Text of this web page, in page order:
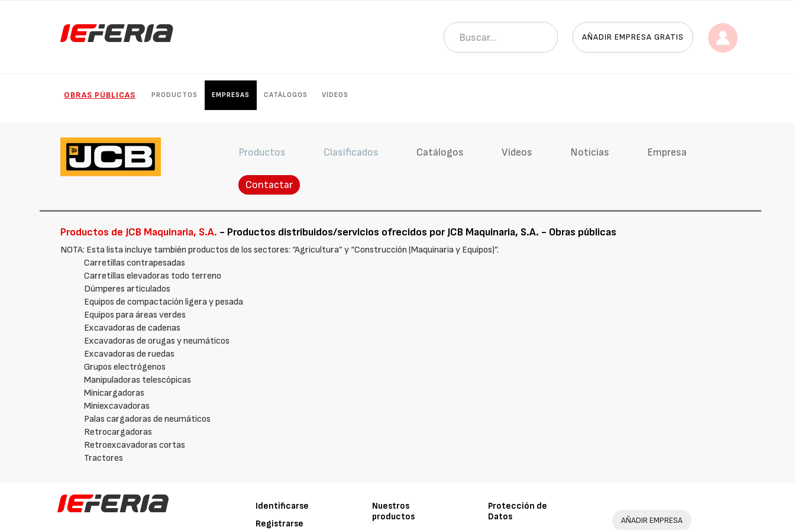
AÑADIR EMPRESA GRATIS
OBRAS PÚBLICAS PRODUCTOS EMPRESAS CATÁLOGOS VÍDEOS
Productos Clasificados Catálogos Vídeos Noticias Empresa
Contactar
Productos de JCB Maquinaria, S.A. - Productos distribuidos/servicios ofrecidos por JCB Maquinaria, S.A. - Obras públicas
NOTA: Esta lista incluye también productos de los sectores: “Agricultura” y “Construcción (Maquinaria y Equipos)”.
Carretillas contrapesadas
Carretillas elevadoras todo terreno
Dúmperes articulados
Equipos de compactación ligera y pesada
Equipos para áreas verdes
Excavadoras de cadenas
Excavadoras de orugas y neumáticos
Excavadoras de ruedas
Grupos electrógenos
Manipuladoras telescópicas
Minicargadoras
Miniexcavadoras
Palas cargadoras de neumáticos
Retrocargadoras
Retroexcavadoras cortas
Tractores
Identificarse
Registrarse
Nuestros
productos
Protección de
Datos
AÑADIR EMPRESA